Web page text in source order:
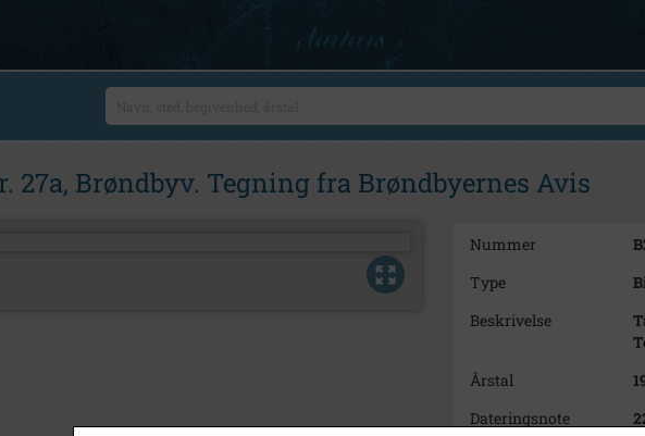
27a, Brøndbyv. Tegning fra Brøndbyernes Avis
Nummer
Type
Beskrivelse
Årstal
Dateringsnote